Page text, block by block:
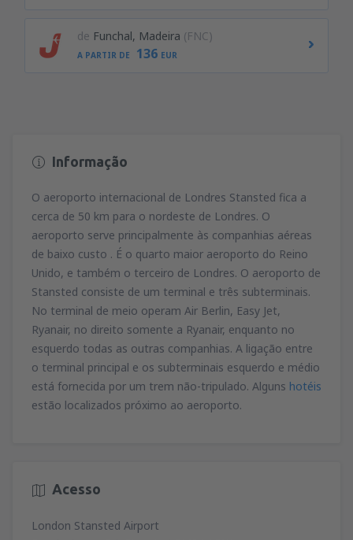
de Funchal, Madeira (FNC)
A PARTIR DE 136 EUR
Informação
O aeroporto internacional de Londres Stansted fica a
cerca de 50 km para o nordeste de Londres. O
aeroporto serve principalmente às companhias aéreas
de baixo custo . É o quarto maior aeroporto do Reino
Unido, e também o terceiro de Londres. O aeroporto de
Stansted consiste de um terminal e três subterminais.
No terminal de meio operam Air Berlin, Easy Jet,
Ryanair, no direito somente a Ryanair, enquanto no
esquerdo todas as outras companhias. A ligação entre
o terminal principal e os subterminais esquerdo e médio
está fornecida por um trem não-tripulado. Alguns hotéis
estão localizados próximo ao aeroporto.
Acesso
London Stansted Airport